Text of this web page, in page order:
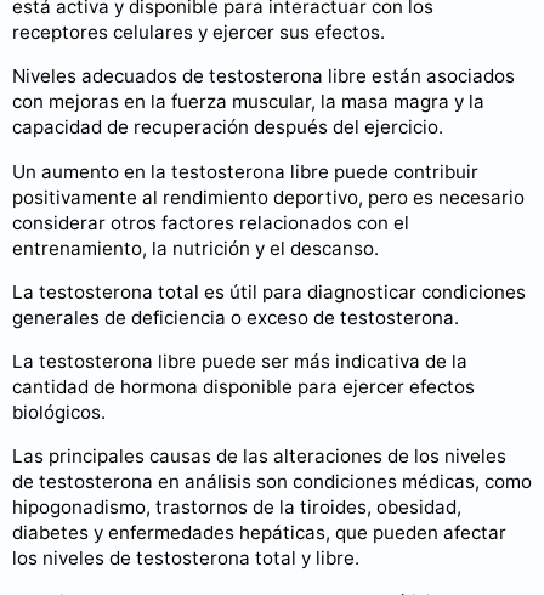
está activa y disponible para interactuar con los
receptores celulares y ejercer sus efectos.
Niveles adecuados de testosterona libre están asociados
con mejoras en la fuerza muscular, la masa magra y la
capacidad de recuperación después del ejercicio.
Un aumento en la testosterona libre puede contribuir
positivamente al rendimiento deportivo, pero es necesario
considerar otros factores relacionados con el
entrenamiento, la nutrición y el descanso.
La testosterona total es útil para diagnosticar condiciones
generales de deficiencia o exceso de testosterona.
La testosterona libre puede ser más indicativa de la
cantidad de hormona disponible para ejercer efectos
biológicos.
Las principales causas de las alteraciones de los niveles
de testosterona en análisis son condiciones médicas, como
hipogonadismo, trastornos de la tiroides, obesidad,
diabetes y enfermedades hepáticas, que pueden afectar
los niveles de testosterona total y libre.